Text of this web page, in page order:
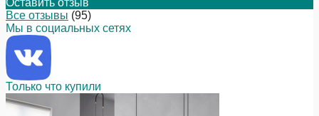
Оставить отзыв
Все отзывы (95)
Мы в социальных сетях
Только что купили